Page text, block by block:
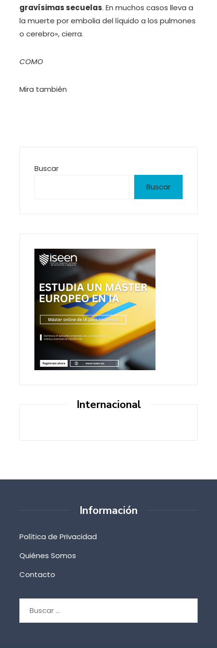
gravísimas secuelas. En muchos casos lleva a
la muerte por embolia del líquido a los pulmones
o cerebro», cierra.
COMO
Mira también
Buscar
Buscar
Internacional
Información
Política de Privacidad
Quiénes Somos
Contacto